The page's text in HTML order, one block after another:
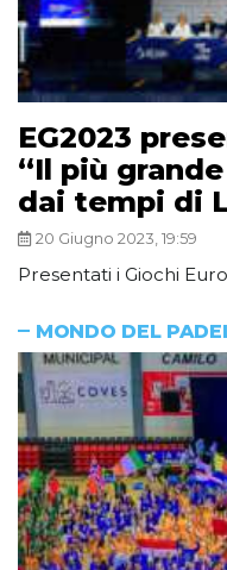
EG2023
“Il più
dai tempi di
20 Giugno 2023, 19:59
Presentati i Giochi
MONDO DEL